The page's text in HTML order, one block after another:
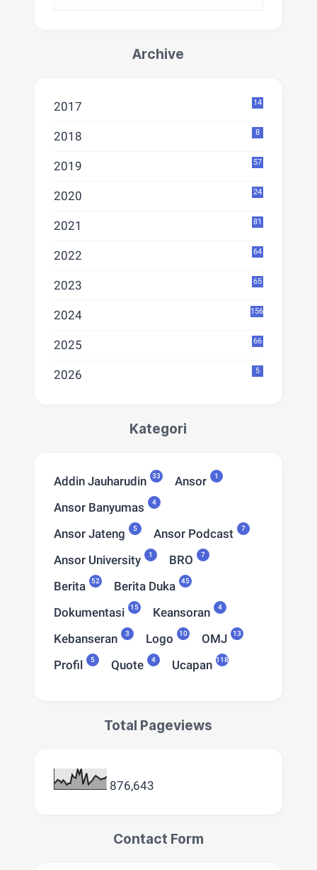
Archive
2017 14
2018 8
2019 57
2020 24
2021 81
2022 64
2023 65
2024 156
2025 66
2026 5
Kategori
Addin Jauharudin 33 Ansor 1
Ansor Banyumas 4
Ansor Jateng 5 Ansor Podcast 7
Ansor University 1 BRO 7
Berita 52 Berita Duka 45
Dokumentasi 15 Keansoran 4
Kebanseran 3 Logo 10 OMJ 13
Profil 5 Quote 4 Ucapan 118
Total Pageviews
876,643
Contact Form